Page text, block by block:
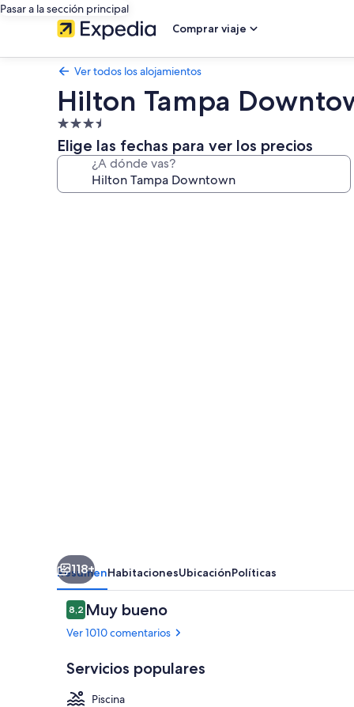
Pasar a la sección principal
Comprar viaje
Ver todos los alojamientos
Hilton Tampa
Alojamiento
de
3.5 estrellas
Elige las fechas para ver los precios
¿A dónde vas?
118+
ResumenHabitacionesUbicaciónPolíticas
Comentarios
8,28,2 de 10
Muy bueno
Ver 1010 comentarios
Servicios populares
Piscina